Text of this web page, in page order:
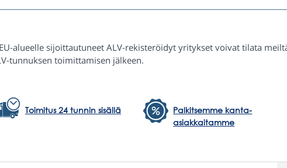
EU-alueelle sijoittautuneet ALV-rekisteröidyt yritykset voivat tilata
tunnuksen toimittamisen jälkeen.
Toimitus 24 tunnin sisällä
Palkitsemme kanta-
asiakkaitamme